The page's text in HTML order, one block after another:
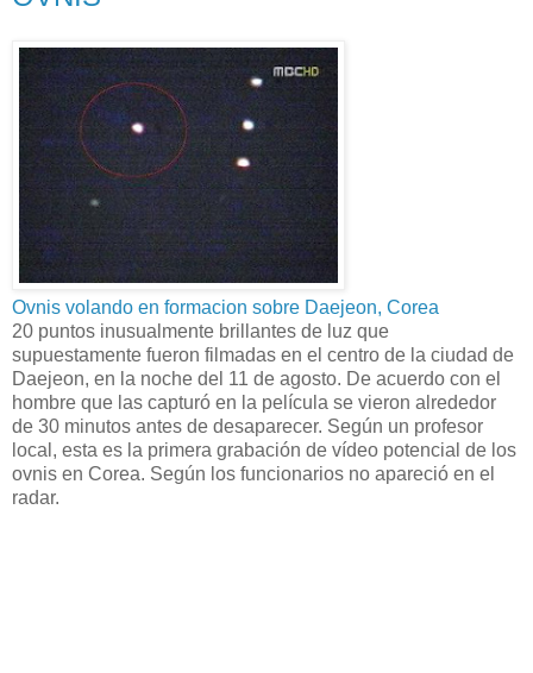
Ovnis volando en formacion sobre Daejeon, Corea
20 puntos inusualmente brillantes de luz que
supuestamente fueron filmadas en el centro de la ciudad de
Daejeon, en la noche del 11 de agosto. De acuerdo con el
hombre que las capturó en la película se vieron alrededor
de 30 minutos antes de desaparecer. Según un profesor
local, esta es la primera grabación de vídeo potencial de los
ovnis en Corea. Según los funcionarios no apareció en el
radar.